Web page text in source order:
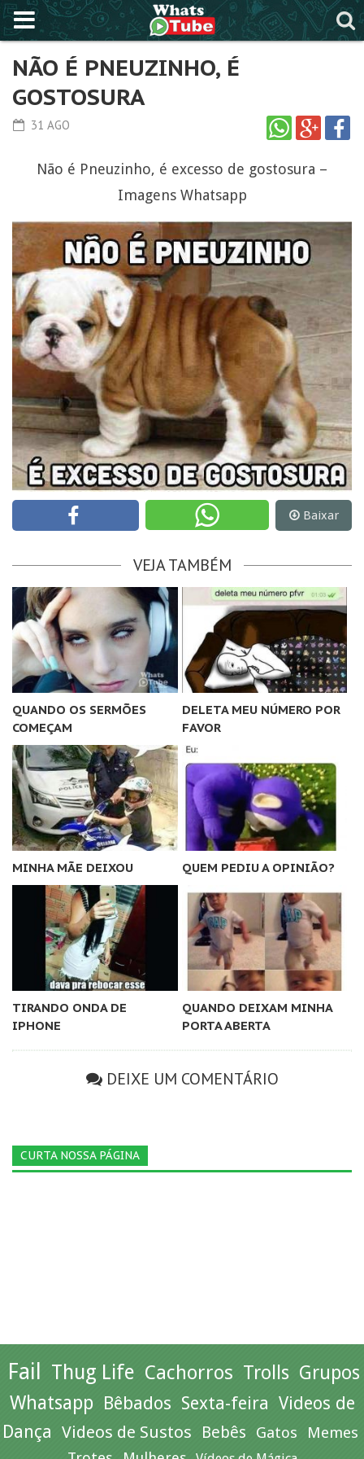
NÃO É PNEUZINHO, É
GOSTOSURA
31 AGO
Não é Pneuzinho, é excesso de gostosura –
Imagens Whatsapp
Baixar
VEJA TAMBÉM
QUANDO OS SERMÕES
COMEÇAM
DELETA MEU NÚMERO POR
FAVOR
MINHA MÃE DEIXOU QUEM PEDIU A OPINIÃO?
TIRANDO ONDA DE
IPHONE
QUANDO DEIXAM MINHA
PORTA ABERTA
DEIXE UM COMENTÁRIO
CURTA NOSSA PÁGINA
Fail Thug Life Cachorros Trolls Grupos
Whatsapp Bêbados Sexta-feira Videos de
Dança Videos de Sustos Bebês Gatos Memes